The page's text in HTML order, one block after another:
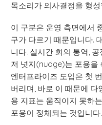
목소리가 의사결정을 형
이 구분은 운영 측면에서
구가 다르기 때문입니다.
니다. 실시간 회의 통역,
저 넛지(nudge)는 포용을
엔터프라이즈 도입은 첫
버리며, 바로 이 때문에
용 지표는 움직이지 못하
포용이 정체되는 것입니다.